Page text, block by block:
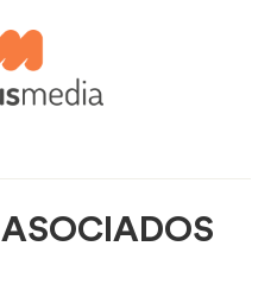
ASOCIADOS